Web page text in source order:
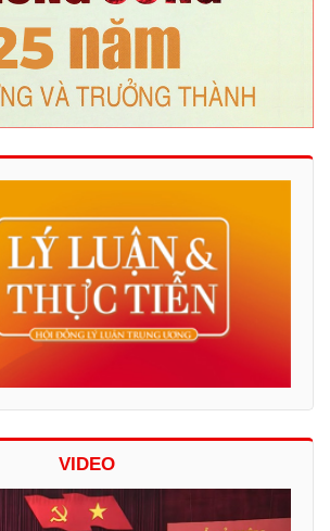
VIDEO